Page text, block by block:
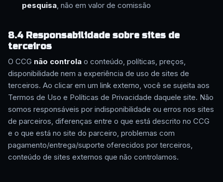
pesquisa, não em valor de comissão
8.4 Responsabilidade sobre sites de
terceiros
O CCG não controla o conteúdo, políticas, preços,
disponibilidade nem a experiência de uso de sites de
terceiros. Ao clicar em um link externo, você se sujeita aos
Termos de Uso e Políticas de Privacidade daquele site. Não
somos responsáveis por indisponibilidade ou erros nos sites
de parceiros, diferenças entre o que está descrito no CCG
e o que está no site do parceiro, problemas com
pagamento/entrega/suporte oferecidos por terceiros,
conteúdo de sites externos que não controlamos.